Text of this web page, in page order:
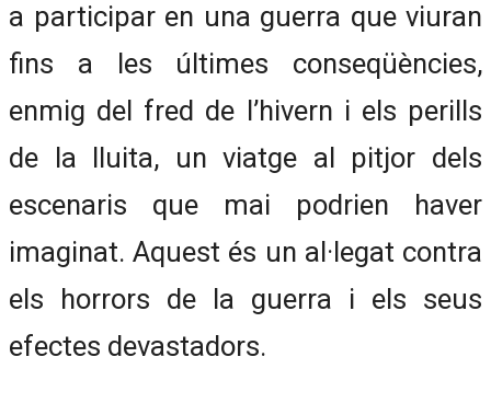
a participar en una guerra que viuran
fins a les últimes conseqüències,
enmig del fred de l’hivern i els perills
de la lluita, un viatge al pitjor dels
escenaris que mai podrien haver
imaginat. Aquest és un al·legat contra
els horrors de la guerra i els seus
efectes devastadors.